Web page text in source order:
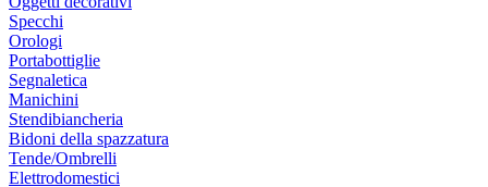
Specchi
Orologi
Portabottiglie
Segnaletica
Manichini
Stendibiancheria
Bidoni della spazzatura
Tende/Ombrelli
Elettrodomestici